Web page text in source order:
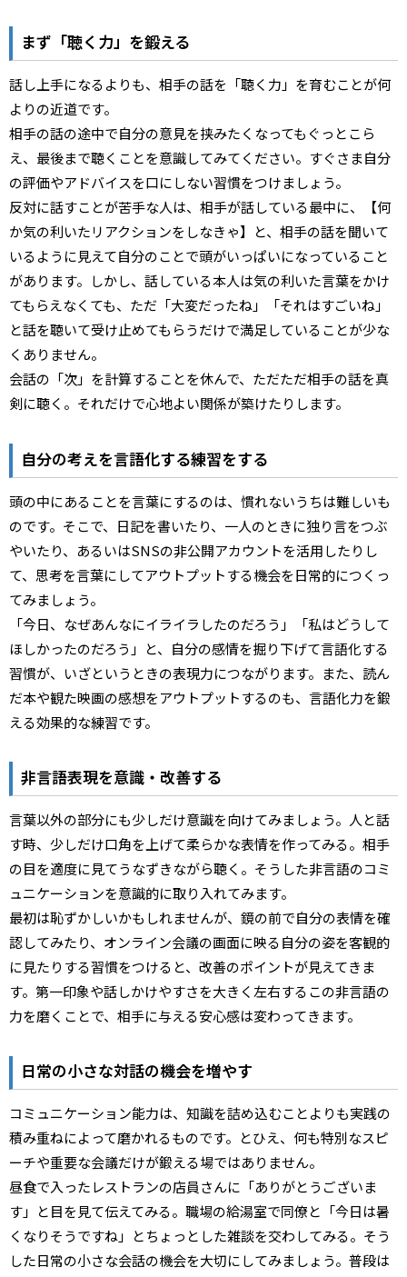
まず「聴く力」を鍛える
話し上手になるよりも、相手の話を「聴く力」を育むことが何
よりの近道です。
相手の話の途中で自分の意見を挟みたくなってもぐっとこら
え、最後まで聴くことを意識してみてください。すぐさま自分
の評価やアドバイスを口にしない習慣をつけましょう。
反対に話すことが苦手な人は、相手が話している最中に、【何
か気の利いたリアクションをしなきゃ】と、相手の話を聞いて
いるように見えて自分のことで頭がいっぱいになっていること
があります。しかし、話している本人は気の利いた言葉をかけ
てもらえなくても、ただ「大変だったね」「それはすごいね」
と話を聴いて受け止めてもらうだけで満足していることが少な
くありません。
会話の「次」を計算することを休んで、ただただ相手の話を真
剣に聴く。それだけで心地よい関係が築けたりします。
自分の考えを言語化する練習をする
頭の中にあることを言葉にするのは、慣れないうちは難しいも
のです。そこで、日記を書いたり、一人のときに独り言をつぶ
やいたり、あるいはSNSの非公開アカウントを活用したりし
て、思考を言葉にしてアウトプットする機会を日常的につくっ
てみましょう。
「今日、なぜあんなにイライラしたのだろう」「私はどうして
ほしかったのだろう」と、自分の感情を掘り下げて言語化する
習慣が、いざというときの表現力につながります。また、読ん
だ本や観た映画の感想をアウトプットするのも、言語化力を鍛
える効果的な練習です。
非言語表現を意識・改善する
言葉以外の部分にも少しだけ意識を向けてみましょう。人と話
す時、少しだけ口角を上げて柔らかな表情を作ってみる。相手
の目を適度に見てうなずきながら聴く。そうした非言語のコミ
ュニケーションを意識的に取り入れてみます。
最初は恥ずかしいかもしれませんが、鏡の前で自分の表情を確
認してみたり、オンライン会議の画面に映る自分の姿を客観的
に見たりする習慣をつけると、改善のポイントが見えてきま
す。第一印象や話しかけやすさを大きく左右するこの非言語の
力を磨くことで、相手に与える安心感は変わってきます。
日常の小さな対話の機会を増やす
コミュニケーション能力は、知識を詰め込むことよりも実践の
積み重ねによって磨かれるものです。とひえ、何も特別なスピ
ーチや重要な会議だけが鍛える場ではありません。
昼食で入ったレストランの店員さんに「ありがとうございま
す」と目を見て伝えてみる。職場の給湯室で同僚と「今日は暑
くなりそうですね」とちょっとした雑談を交わしてみる。そう
した日常の小さな会話の機会を大切にしてみましょう。普段は